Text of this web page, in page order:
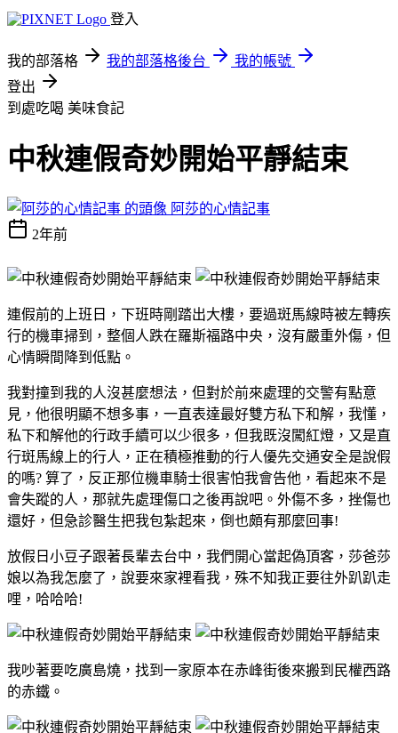
登入
我的部落格 我的部落格後台
我的帳號
登出
到處吃喝 美味食記
中秋連假奇妙開始平靜結束
阿莎的心情記事
2年前
連假前的上班日，下班時剛踏出大樓，要過斑馬線時被左轉疾
行的機車掃到，整個人跌在羅斯福路中央，沒有嚴重外傷，但
心情瞬間降到低點。
我對撞到我的人沒甚麼想法，但對於前來處理的交警有點意
見，他很明顯不想多事，一直表達最好雙方私下和解，我懂，
私下和解他的行政手續可以少很多，但我既沒闖紅燈，又是直
行斑馬線上的行人，正在積極推動的行人優先交通安全是說假
的嗎? 算了，反正那位機車騎士很害怕我會告他，看起來不是
會失蹤的人，那就先處理傷口之後再說吧。外傷不多，挫傷也
還好，但急診醫生把我包紮起來，倒也頗有那麼回事!
放假日小豆子跟著長輩去台中，我們開心當起偽頂客，莎爸莎
娘以為我怎麼了，說要來家裡看我，殊不知我正要往外趴趴走
哩，哈哈哈!
我吵著要吃廣島燒，找到一家原本在赤峰街後來搬到民權西路
的赤鐵。